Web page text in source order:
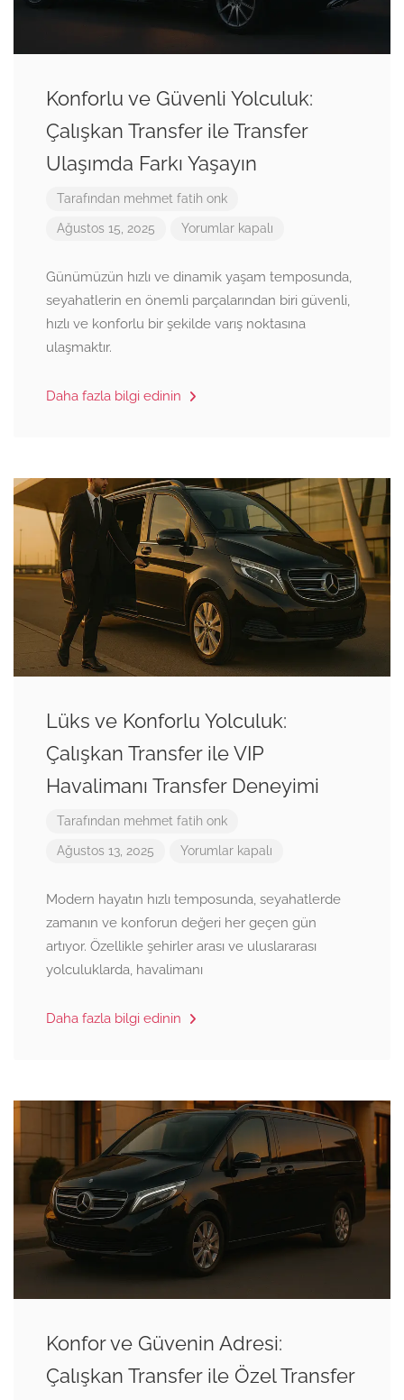
Konforlu ve Güvenli Yolculuk:
Çalışkan Transfer ile Transfer
Ulaşımda Farkı Yaşayın
Tarafından mehmet fatih onk
Ağustos 15, 2025 Yorumlar kapalı
Günümüzün hızlı ve dinamik yaşam temposunda,
seyahatlerin en önemli parçalarından biri güvenli,
hızlı ve konforlu bir şekilde varış noktasına
ulaşmaktır.
Daha fazla bilgi edinin
Lüks ve Konforlu Yolculuk:
Çalışkan Transfer ile VIP
Havalimanı Transfer Deneyimi
Tarafından mehmet fatih onk
Ağustos 13, 2025 Yorumlar kapalı
Modern hayatın hızlı temposunda, seyahatlerde
zamanın ve konforun değeri her geçen gün
artıyor. Özellikle şehirler arası ve uluslararası
yolculuklarda, havalimanı
Daha fazla bilgi edinin
Konfor ve Güvenin Adresi:
Çalışkan Transfer ile Özel Transfer